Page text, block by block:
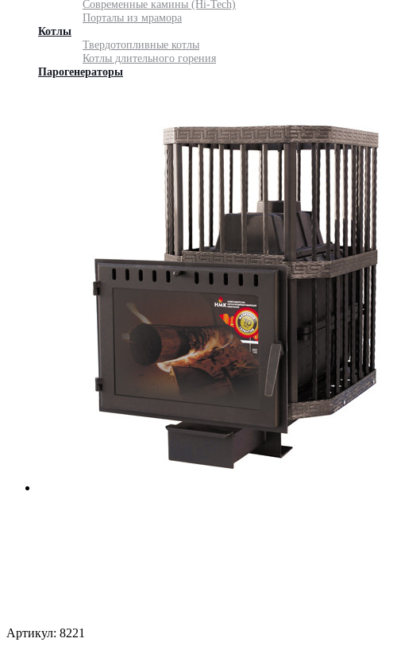
Современные камины (Hi-Tech)
Порталы из мрамора
Котлы
Твердотопливные котлы
Котлы длительного горения
Парогенераторы
Артикул: 8221